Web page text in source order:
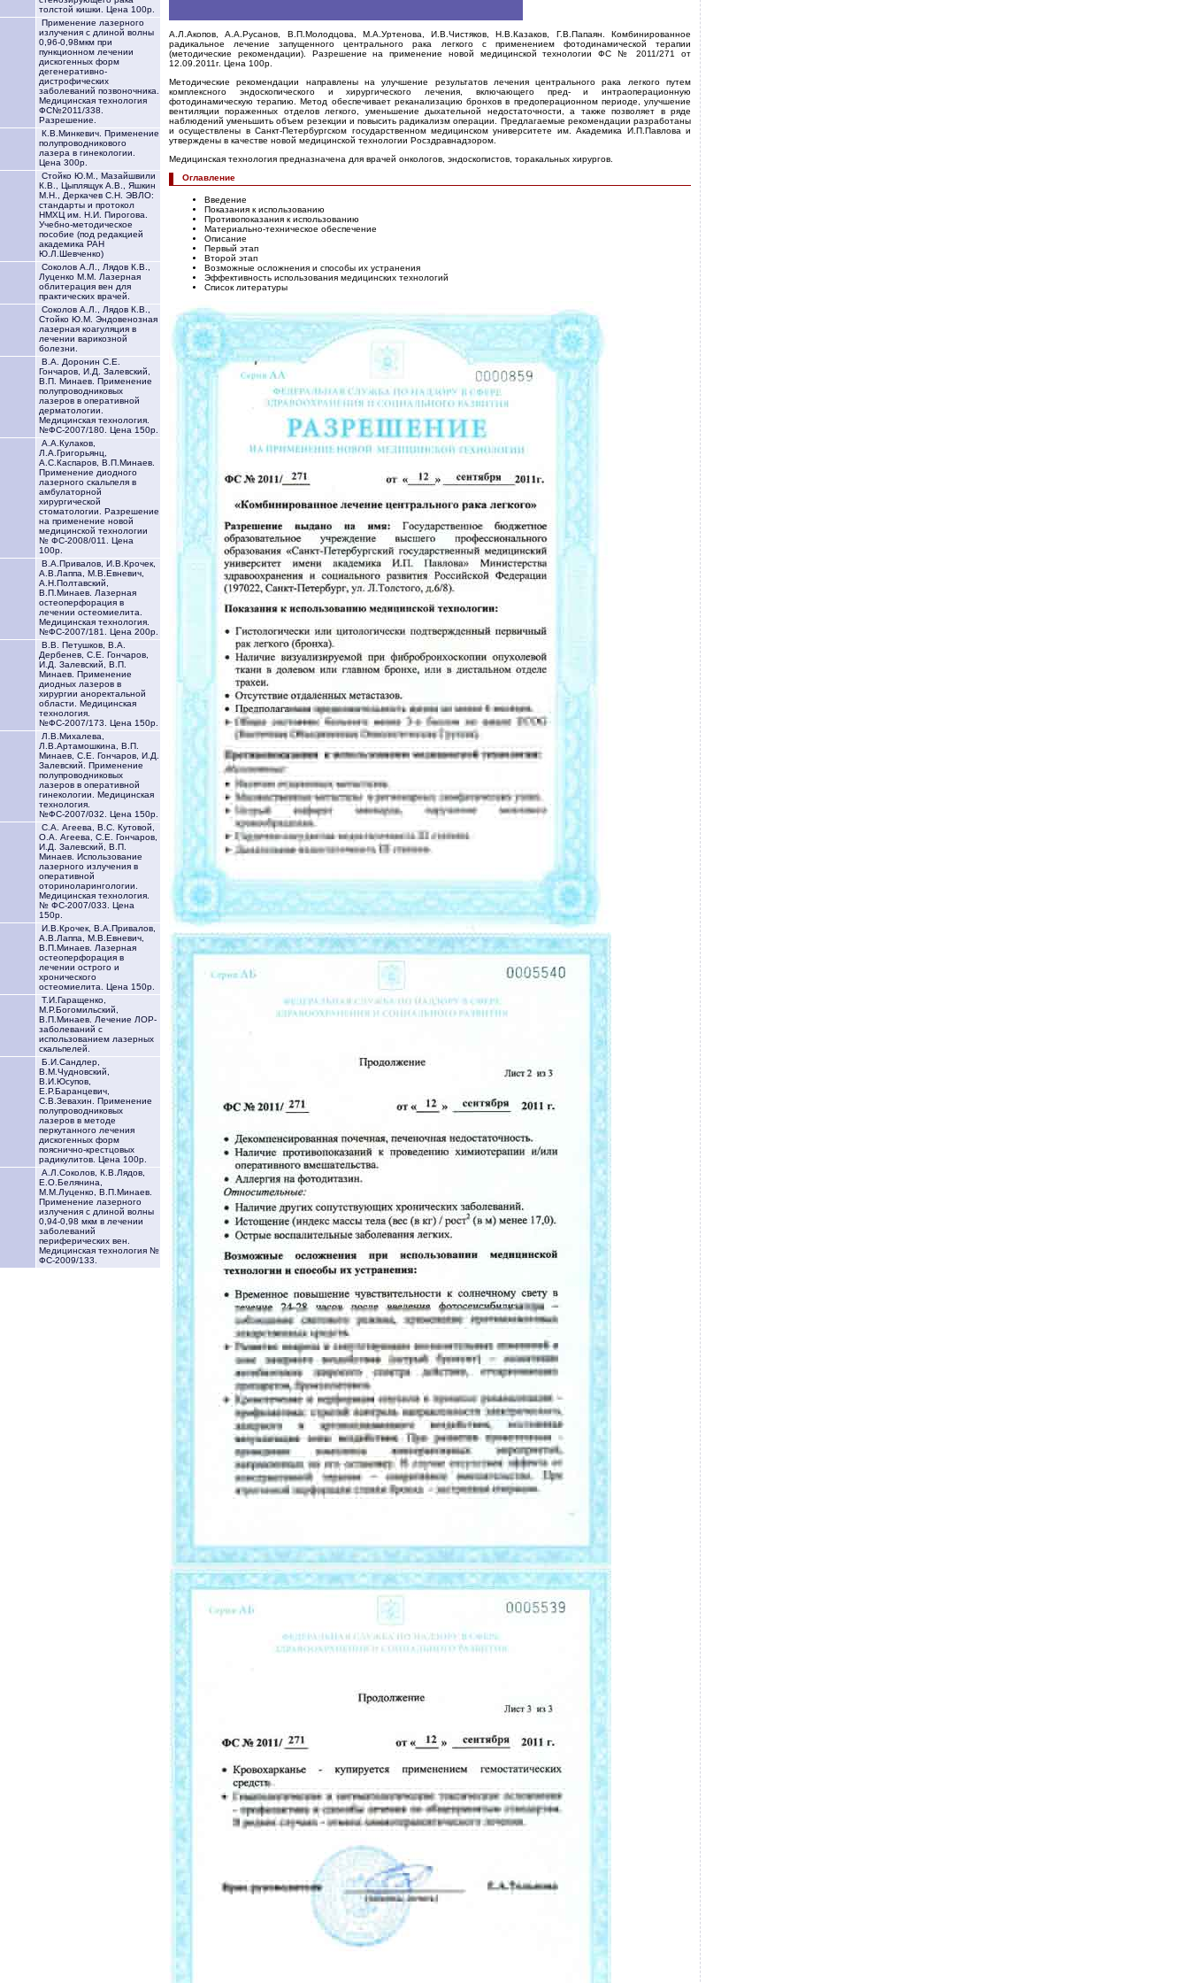
толстой кишки. Цена 100р.
Применение лазерного
излучения с длиной волны
0,96-0,98мкм при
пункционном лечении
дискогенных форм
дегенеративно-
дистрофических
заболеваний позвоночника.
Медицинская технология
ФС№2011/338.
Разрешение.
К.В.Минкевич. Применение
полупроводникового
лазера в гинекологии.
Цена 300р.
Стойко Ю.М., Мазайшвили
К.В., Цыплящук А.В., Яшкин
М.Н., Деркачев С.Н. ЭВЛО:
стандарты и протокол
НМХЦ им. Н.И. Пирогова.
Учебно-методическое
пособие (под редакцией
академика РАН
Ю.Л.Шевченко)
Соколов А.Л., Лядов К.В.,
Луценко М.М. Лазерная
облитерация вен для
практических врачей.
Соколов А.Л., Лядов К.В.,
Стойко Ю.М. Эндовенозная
лазерная коагуляция в
лечении варикозной
болезни.
В.А. Доронин С.Е.
Гончаров, И.Д. Залевский,
В.П. Минаев. Применение
полупроводниковых
лазеров в оперативной
дерматологии.
Медицинская технология.
№ФС-2007/180. Цена 150р.
А.А.Кулаков,
Л.А.Григорьянц,
А.С.Каспаров, В.П.Минаев.
Применение диодного
лазерного скальпеля в
амбулаторной
хирургической
стоматологии. Разрешение
на применение новой
медицинской технологии
№ ФС-2008/011. Цена
100р.
В.А.Привалов, И.В.Крочек,
А.В.Лаппа, М.В.Евневич,
А.Н.Полтавский,
В.П.Минаев. Лазерная
остеоперфорация в
лечении остеомиелита.
Медицинская технология.
№ФС-2007/181. Цена 200р.
В.В. Петушков, В.А.
Дербенев, С.Е. Гончаров,
И.Д. Залевский, В.П.
Минаев. Применение
диодных лазеров в
хирургии аноректальной
области. Медицинская
технология.
№ФС-2007/173. Цена 150р.
Л.В.Михалева,
Л.В.Артамошкина, В.П.
Минаев, С.Е. Гончаров, И.Д.
Залевский. Применение
полупроводниковых
лазеров в оперативной
гинекологии. Медицинская
технология.
№ФС-2007/032. Цена 150р.
С.А. Агеева, В.С. Кутовой,
О.А. Агеева, С.Е. Гончаров,
И.Д. Залевский, В.П.
Минаев. Использование
лазерного излучения в
оперативной
оториноларингологии.
Медицинская технология.
№ ФС-2007/033. Цена
150р.
И.В.Крочек, В.А.Привалов,
А.В.Лаппа, М.В.Евневич,
В.П.Минаев. Лазерная
остеоперфорация в
лечении острого и
хронического
остеомиелита. Цена 150р.
Т.И.Гаращенко,
М.Р.Богомильский,
В.П.Минаев. Лечение ЛОР-
заболеваний с
использованием лазерных
скальпелей.
Б.И.Сандлер,
В.М.Чудновский,
В.И.Юсупов,
Е.Р.Баранцевич,
С.В.Зевахин. Применение
полупроводниковых
лазеров в методе
перкутанного лечения
дискогенных форм
пояснично-крестцовых
радикулитов. Цена 100р.
А.Л.Соколов, К.В.Лядов,
Е.О.Белянина,
М.М.Луценко, В.П.Минаев.
Применение лазерного
излучения с длиной волны
0,94-0,98 мкм в лечении
заболеваний
периферических вен.
Медицинская технология №
ФС-2009/133.
А.Л.Акопов, А.А.Русанов, В.П.Молодцова, М.А.Уртенова, И.В.Чистяков, Н.В.Казаков, Г.В.Папаян. Комбинированное
радикальное лечение запущенного центрального рака легкого с применением фотодинамической терапии
(методические рекомендации). Разрешение на применение новой медицинской технологии ФС № 2011/271 от
12.09.2011г. Цена 100р.
Методические рекомендации направлены на улучшение результатов лечения центрального рака легкого путем
комплексного эндоскопического и хирургического лечения, включающего пред- и интраоперационную
фотодинамическую терапию. Метод обеспечивает реканализацию бронхов в предоперационном периоде, улучшение
вентиляции пораженных отделов легкого, уменьшение дыхательной недостаточности, а также позволяет в ряде
наблюдений уменьшить объем резекции и повысить радикализм операции. Предлагаемые рекомендации разработаны
и осуществлены в Санкт-Петербургском государственном медицинском университете им. Академика И.П.Павлова и
утверждены в качестве новой медицинской технологии Росздравнадзором.
Медицинская технология предназначена для врачей онкологов, эндоскопистов, торакальных хирургов.
Оглавление
Введение
Показания к использованию
Противопоказания к использованию
Материально-техническое обеспечение
Описание
Первый этап
Второй этап
Возможные осложнения и способы их устранения
Эффективность использования медицинских технологий
Список литературы